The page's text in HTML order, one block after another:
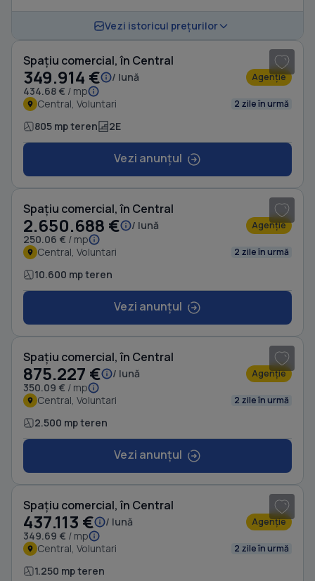
Vezi istoricul prețurilor
Spațiu comercial, în Central
349.914 €
/ lună
434.68 € / mp
Agenție
Central, Voluntari 2 zile în urmă
805 mp teren 2E
Vezi anunțul
Spațiu comercial, în Central
2.650.688 €
/ lună
250.06 € / mp
Agenție
Central, Voluntari 2 zile în urmă
10.600 mp teren
Vezi anunțul
Spațiu comercial, în Central
875.227 €
/ lună
350.09 € / mp
Agenție
Central, Voluntari 2 zile în urmă
2.500 mp teren
Vezi anunțul
Spațiu comercial, în Central
437.113 €
/ lună
349.69 € / mp
Agenție
Central, Voluntari 2 zile în urmă
1.250 mp teren